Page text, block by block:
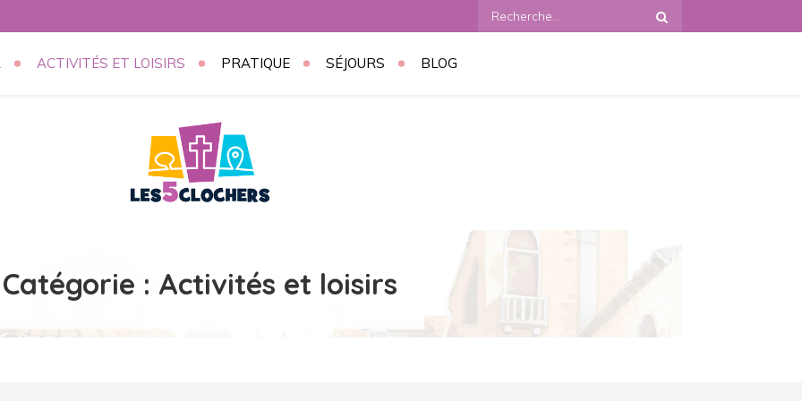
Recherche
:
ACTIVITÉS ET LOISIRS PRATIQUE SÉJOURS BLOG
Catégorie : Activités et loisirs